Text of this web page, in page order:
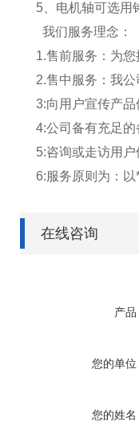
5、电机轴可选用
我们服务理念：
1.售前服务：为
2.售中服务：我
3:向用户宣传产
4:公司备有充足
5:咨询或走访用
6:服务原则为：
在线咨询
产品
您的单位
您的姓名